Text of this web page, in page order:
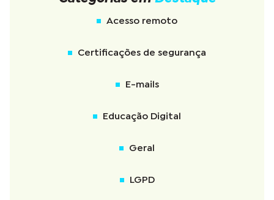
Acesso remoto
Certificações de segurança
E-mails
Educação Digital
Geral
LGPD